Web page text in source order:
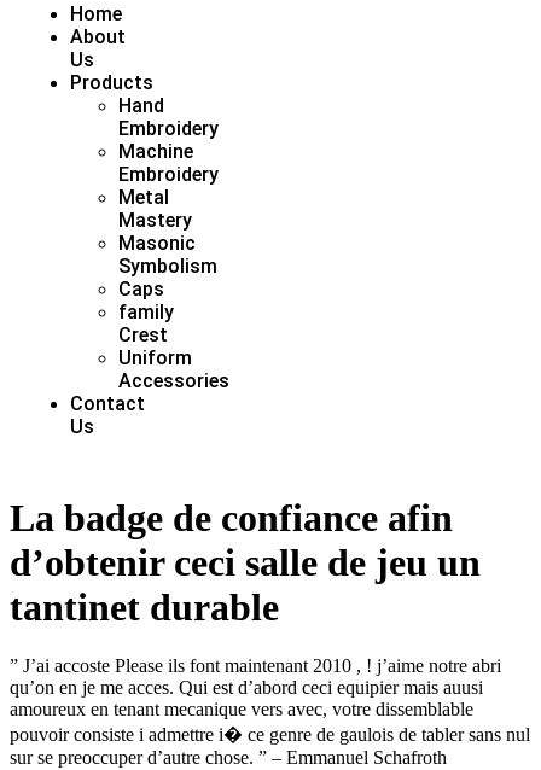
Home
About
Us
Products
Hand
Embroidery
Machine
Embroidery
Metal
Mastery
Masonic
Symbolism
Caps
family
Crest
Uniform
Accessories
Contact
Us
La badge de confiance afin
d’obtenir ceci salle de jeu un
tantinet durable
” J’ai accoste Please ils font maintenant 2010 , ! j’aime notre abri
qu’on en je me acces. Qui est d’abord ceci equipier mais auusi
amoureux en tenant mecanique vers avec, votre dissemblable
pouvoir consiste i admettre i� ce genre de gaulois de tabler sans nul
sur se preoccuper d’autre chose. ” – Emmanuel Schafroth